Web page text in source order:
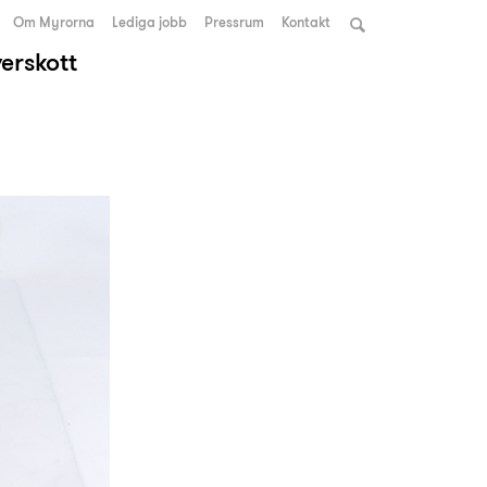
Om Myrorna Lediga jobb Pressrum Kontakt